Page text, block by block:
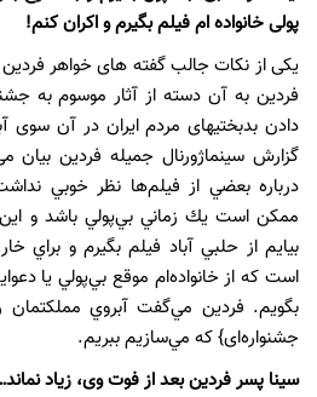
پولی خانواده ام فیلم بگیرم و اکران کنم!
یکی از نکات جالب گفته های خواهر
فردین به آن دسته از آثار موسوم به
دادن بدبختیهای مردم ایران در آن
گزارش سینماژورنال جمیله فردین
درباره بعضي از فيلم‌ها نظر خوبي
ممكن است يك زماني بي‌پولي باشد و
بيايم از حلبي آباد فيلم بگيرم و براي
است كه از خانواده‌ام موقع بي‌پولي يا
بگويم. فردين مي‌گفت آبروي مملكتمان
جشنواره‌ای} كه مي‌سازيم ببريم.
سینا پسر فردین بعد از فوت وی، زیاد